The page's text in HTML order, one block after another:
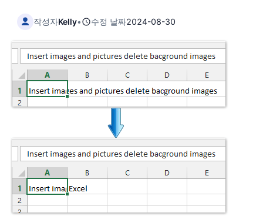
작성자Kelly• 수정 날짜2024-08-30